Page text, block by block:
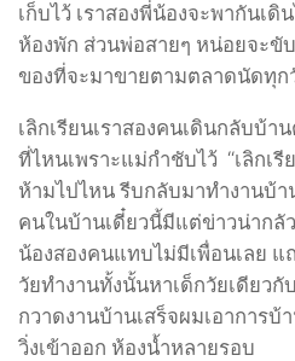
เก็บไว้ เราสองพี่น้องจะพากันเดิ
ห้องพัก ส่วนพ่อสายๆ หน่อยจะขั
ของที่จะมาขายตามตลาดนัดทุก
เลิกเรียนเราสองคนเดินกลับบ้า
ที่ไหนเพราะแม่กำชับไว้ “เลิกเ
ห้ามไปไหน รีบกลับมาทำงานบ้า
คนในบ้านเดี๋ยวนี้มีแต่ข่าวน่ากลั
น้องสองคนแทบไม่มีเพื่อนเลย แ
วัยทำงานทั้งนั้นหาเด็กวัยเดียว
กวาดงานบ้านเสร็จผมเอาการบ้
วิ่งเข้าออก ห้องน้ำหลายรอบ